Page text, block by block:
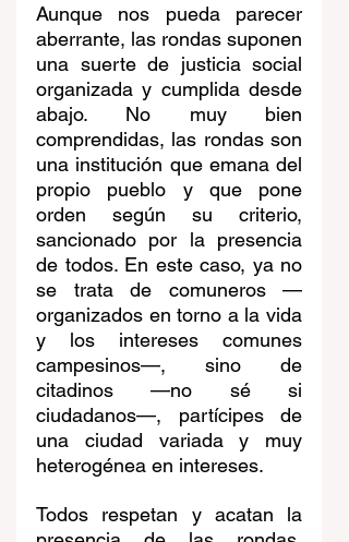
Aunque nos pueda parecer
aberrante, las rondas suponen
una suerte de justicia social
organizada y cumplida desde
abajo. No muy bien
comprendidas, las rondas son
una institución que emana del
propio pueblo y que pone
orden según su criterio,
sancionado por la presencia
de todos. En este caso, ya no
se trata de comuneros —
organizados en torno a la vida
y los intereses comunes
campesinos—, sino de
citadinos —no sé si
ciudadanos—, partícipes de
una ciudad variada y muy
heterogénea en intereses.
Todos respetan y acatan la